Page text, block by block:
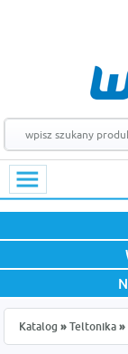
Katalog » Teltonika »